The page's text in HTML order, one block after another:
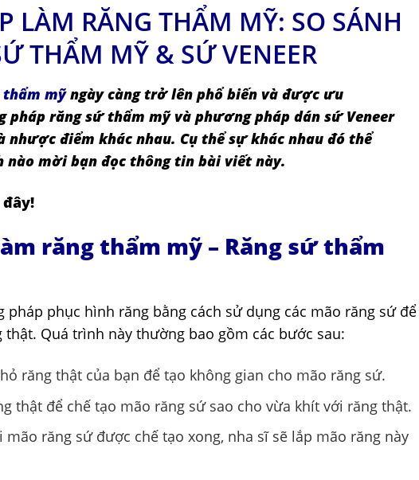
LÀM RĂNG THẨM MỸ: SO SÁNH
THẨM MỸ & SỨ VENEER
mỹngày càng trở lên phổ biến và được ưu
pháp răng sứ thẩm mỹ và phương pháp dán sứ Veneer
nhược điểm khác nhau. Cụ thể sự khác nhau đó thể
nào mời bạn đọc thông tin bài viết này.
răng thẩm mỹ – Răng sứ thẩm
pháp phục hình răng bằng cách sử dụng các mão răng sứ để
Quá trình này thường bao gồm các bước sau:
răng thật của bạn để tạo không gian cho mão răng sứ.
thật để chế tạo mão răng sứ sao cho vừa khít với răng thật.
mão răng sứ được chế tạo xong, nha sĩ sẽ lắp mão răng này